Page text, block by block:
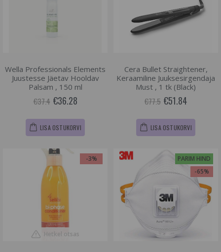
Wella Professionals Elements
Juustesse Jäetav Hooldav
Palsam , 150 ml
€37.4 €36.28
LISA OSTUKORVI
Cera Bullet Straightener,
Keraamiline Juuksesirgendaja
Must , 1 tk (Black)
€77.5 €51.84
LISA OSTUKORVI
-3%
Hetkel otsas
PARIM HIND
-65%